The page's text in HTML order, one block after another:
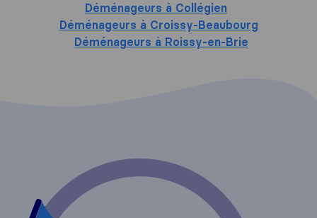
Déménageurs à Collégien
Déménageurs à Croissy-Beaubourg
Déménageurs à Roissy-en-Brie